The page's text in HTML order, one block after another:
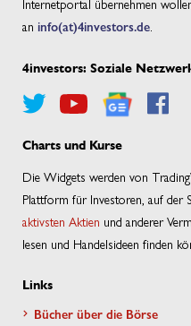
Internetportal übernehmen
an info(at)4investors.de.
4investors: Soziale
Charts und Kurse
Die Widgets werden von
Plattform für Investoren, auf der
aktivsten Aktien und anderer
lesen und Handelsideen finden
Links
Bücher über die Börse